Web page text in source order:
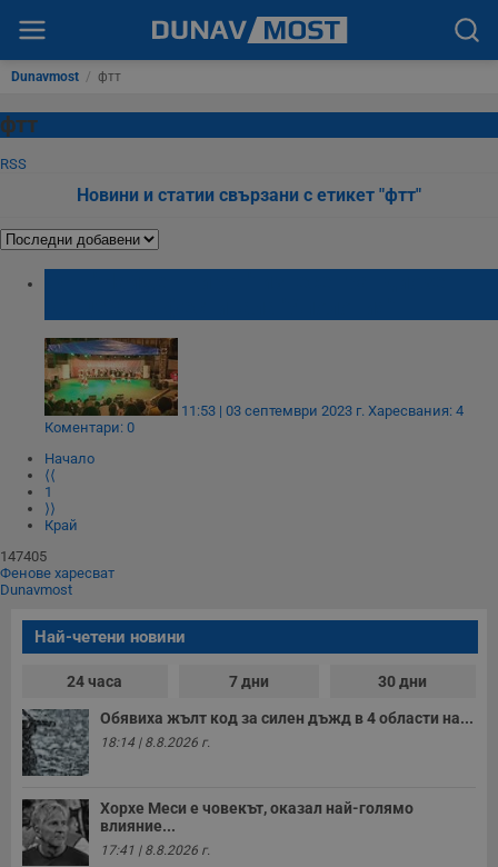
Dunavmost / фтт
фтт
RSS
Новини и статии свързани с етикет "фтт"
11:53 | 03 септември 2023 г. Харесвания: 4
Коментари: 0
Начало
⟨⟨
1
⟩⟩
Край
147405
Фенове харесват
Dunavmost
Най-четени новини
24 часа 7 дни 30 дни
Обявиха жълт код за силен дъжд в 4 области на...
18:14 | 8.8.2026 г.
Хорхе Меси е човекът, оказал най-голямо
влияние...
17:41 | 8.8.2026 г.